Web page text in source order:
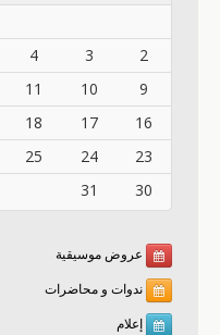
2
3
4
9
10
11
16
17
18
23
24
25
30
31
عروض موسيقية
ندوات و محاضرات
إعلام